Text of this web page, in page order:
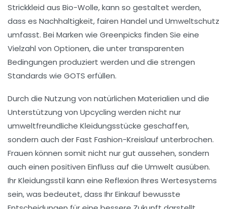
Strickkleid aus Bio-Wolle, kann so gestaltet werden,
dass es Nachhaltigkeit, fairen Handel und Umweltschutz
umfasst. Bei Marken wie Greenpicks finden Sie eine
Vielzahl von Optionen, die unter transparenten
Bedingungen produziert werden und die strengen
Standards wie GOTS erfüllen.
Durch die Nutzung von natürlichen Materialien und die
Unterstützung von Upcycling werden nicht nur
umweltfreundliche Kleidungsstücke geschaffen,
sondern auch derFast Fashion-Kreislauf unterbrochen.
Frauen können somit nicht nur gut aussehen, sondern
auch einen positiven Einfluss auf die Umwelt ausüben.
Ihr Kleidungsstil kann eine Reflexion Ihres Wertesystems
sein, was bedeutet, dass Ihr Einkauf bewusste